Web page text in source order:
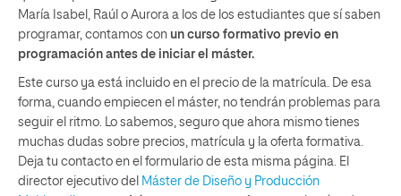
María Isabel, Raúl o Aurora a los de los estudiantes que sí saben
programar, contamos con un curso formativo previo en
programación antes de iniciar el máster.
Este curso ya está incluido en el precio de la matrícula. De esa
forma, cuando empiecen el máster, no tendrán problemas para
seguir el ritmo. Lo sabemos, seguro que ahora mismo tienes
muchas dudas sobre precios, matrícula y la oferta formativa.
Deja tu contacto en el formulario de esta misma página. El
director ejecutivo del Máster de Diseño y Producción